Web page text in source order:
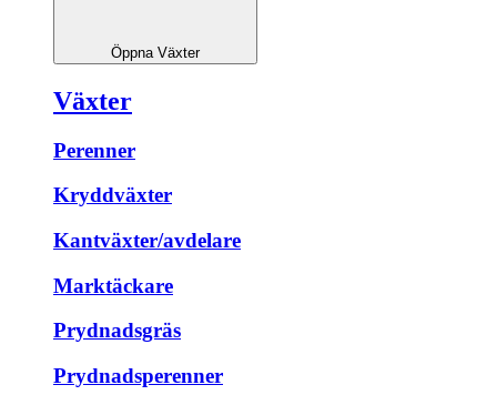
Öppna Växter
Växter
Perenner
Kryddväxter
Kantväxter/avdelare
Marktäckare
Prydnadsgräs
Prydnadsperenner